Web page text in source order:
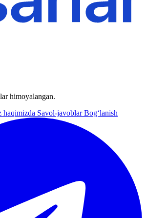
himoyalangan.
haqimizda Savol-javoblarBog‘lanish